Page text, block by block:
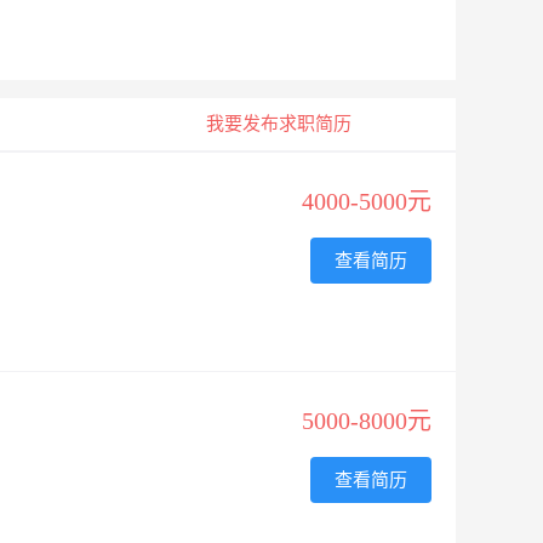
我要发布求职简历
4000-5000元
查看简历
5000-8000元
查看简历